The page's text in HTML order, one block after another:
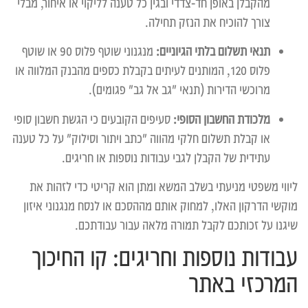
צורך להוכיח את הנזק תחילה.
תנאי תשלום בלתי הגיוניים:
מנגנוני שוטף פלוס 90 או שוטף
פלוס 120, המותנים לעיתים בקבלת כספים מהבנק המלווה או
מרוכשי הדירות (תנאי "גב אל גב" פגומים).
מלכודת החשבון הסופי: סעיפים הקובעים כי הגשת חשבון סופי
או קבלת תשלום חלקי מהווה "כתב ויתור וסילוק" על כל טענה
עתידית של הקבלן לגבי עבודות נוספות או חריגים.
ליווי משפטי מניעתי בשלב המשא ומתן הוא קריטי כדי לזהות את
מוקשי הדרקון האלו, למחוק אותם מההסכם או לנסח מנגנוני איזון
שיגנו על זכותכם לקבל תמורה מלאה עבור עבודתכם.
עבודות נוספות וחריגים: קו החיכוך
המרכזי באתר